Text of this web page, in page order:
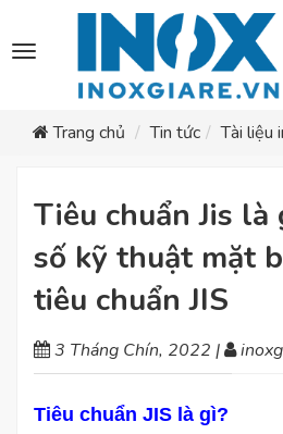
Toggle
navigation
Trang chủ
Tin tức Tài liệu
Tiêu chuẩn Jis là
số kỹ thuật mặt
tiêu chuẩn JIS
3 Tháng Chín, 2022 |
Tiêu chuẩn JIS là gì?